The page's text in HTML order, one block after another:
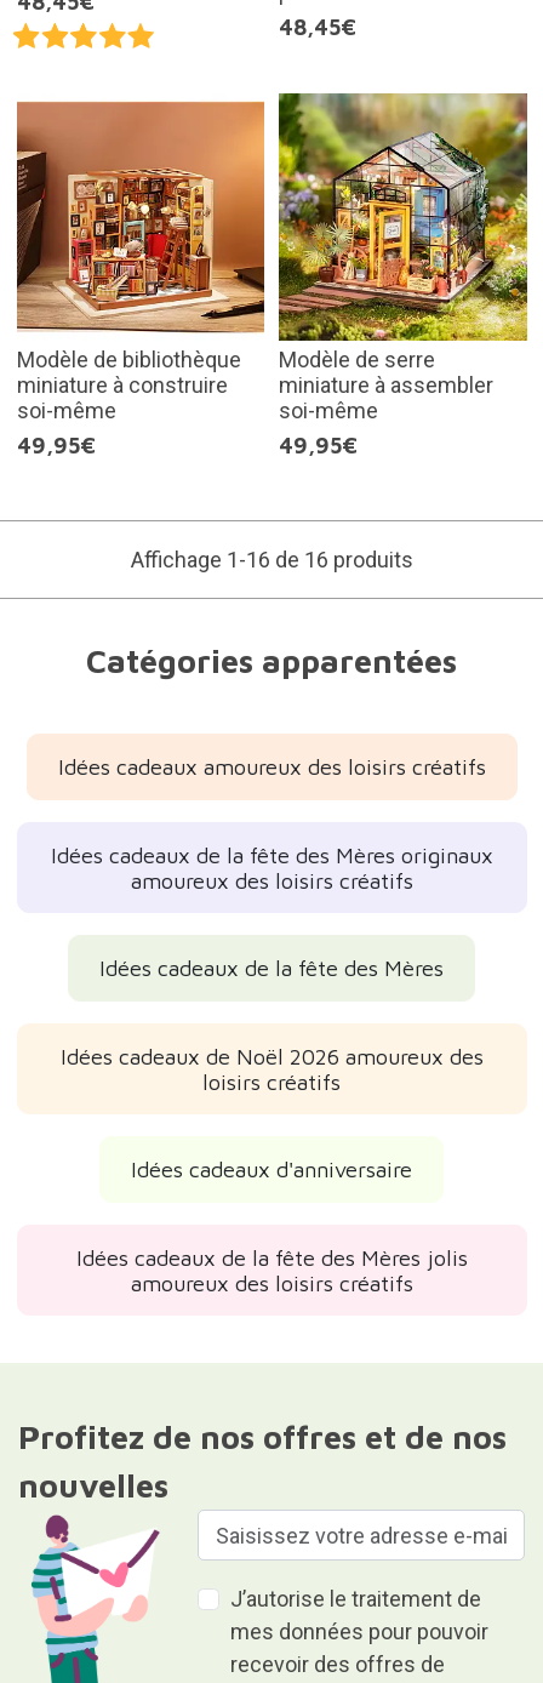
48,45€
Modèle de bibliothèque
miniature à construire
soi-même
49,95€
Modèle de serre
miniature à assembler
soi-même
49,95€
Affichage 1-16 de 16 produits
Catégories apparentées
Idées cadeaux amoureux des loisirs créatifs
Idées cadeaux de la fête des Mères originaux
amoureux des loisirs créatifs
Idées cadeaux de la fête des Mères
Idées cadeaux de Noël 2026 amoureux des
loisirs créatifs
Idées cadeaux d'anniversaire
Idées cadeaux de la fête des Mères jolis
amoureux des loisirs créatifs
Profitez de nos offres et de nos
nouvelles
J’autorise le traitement de
mes données pour pouvoir
recevoir des offres de